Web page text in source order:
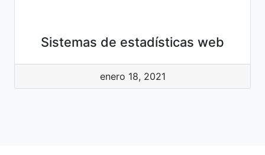
Sistemas de estadísticas web
enero 18, 2021